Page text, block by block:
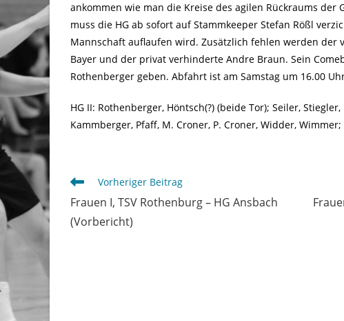
ankommen wie man die Kreise des agilen Rückraums der
muss die HG ab sofort auf Stammkeeper Stefan Rößl
Mannschaft auflaufen wird. Zusätzlich fehlen werden der
Bayer und der privat verhinderte Andre Braun. Sein
Rothenberger geben. Abfahrt ist am Samstag um 16.00
HG II: Rothenberger, Höntsch(?) (beide Tor); Seiler,
Kammberger, Pfaff, M. Croner, P. Croner, Widder, Wimmer;
Weitere
Artikel
ansehen
Vorheriger Beitrag
Frauen I, TSV Rothenburg – HG Ansbach
(Vorbericht)